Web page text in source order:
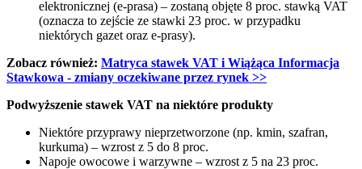
elektronicznej (e-prasa) – zostaną objęte 8 proc. stawką VAT
(oznacza to zejście ze stawki 23 proc. w przypadku
niektórych gazet oraz e-prasy).
Zobacz również: Matryca stawek VAT i Wiążąca Informacja
Stawkowa - zmiany oczekiwane przez rynek >>
Podwyższenie stawek VAT na niektóre produkty
Niektóre przyprawy nieprzetworzone (np. kmin, szafran,
kurkuma) – wzrost z 5 do 8 proc.
Napoje owocowe i warzywne – wzrost z 5 na 23 proc.